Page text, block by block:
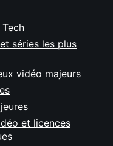
séries les plus
vidéo majeurs
et licences